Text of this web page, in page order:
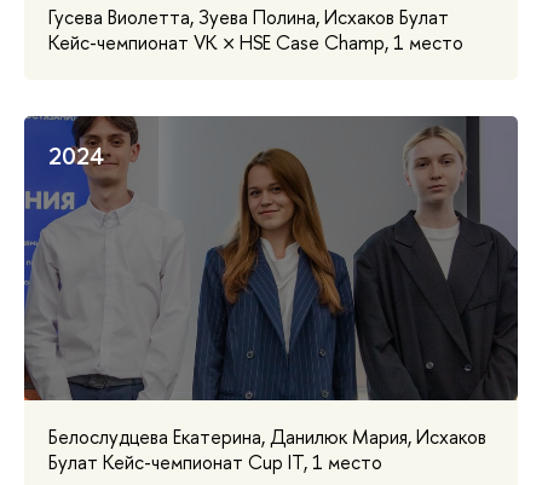
Гусева Виолетта, Зуева Полина, Исхаков Булат
Кейс-чемпионат VK × HSE Case Champ, 1 место
2024
Белослудцева Екатерина, Данилюк Мария, Исхаков
Булат Кейс-чемпионат Cup IT, 1 место